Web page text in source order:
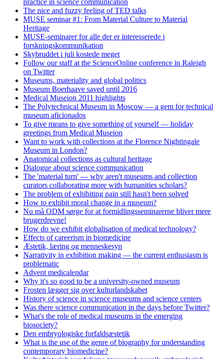
practice in science communication
The nice and fuzzy feeling of TED talks
MUSE seminar #1: From Material Culture to Material
Heritage
MUSE-seminarer for alle der er interesserede i
forskningskommunikation
Skybruddet i juli kostede meget
Follow our staff at the ScienceOnline conference in Raleigh
on Twitter
Museums, materiality and global politics
Museum Boerhaave saved until 2016
Medical Museion 2011 highlights
The Polytechnical Museum in Moscow — a gem for technical
museum aficionados
To give means to give something of yourself — holiday
greetings from Medical Museion
Want to work with collections at the Florence Nightingale
Museum in London?
Anatomical collections as cultural heritage
Dialogue about science communication
The 'material turn' — why aren't museums and collection
curators collaborating more with humanities scholars?
The problem of exhibiting pain still hasn't been solved
How to exhibit moral change in a museum?
Nu må ODM sørge for at formidlingsseminarerne bliver mere
brugerdrevne!
How do we exhibit globalisation of medical technology?
Effects of careerism in biomedicine
Æstetik, læring og menneskesyn
Narrativity in exhibition making — the current enthusiasm is
problematic
Advent medicalendar
Why it's so good to be a university-owned museum
Frosten lægger sig over kulturlandskabet
History of science in science museums and science centers
Was there science communication in the days before Twitter?
What's the role of medical museums in the emerging
biosociety?
Den embryologiske forfaldsæstetik
What is the use of the genre of biography for understanding
contemporary biomedicine?